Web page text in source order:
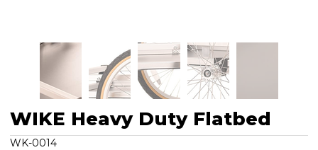
WIKE Heavy Duty Flatbed
WK-0014